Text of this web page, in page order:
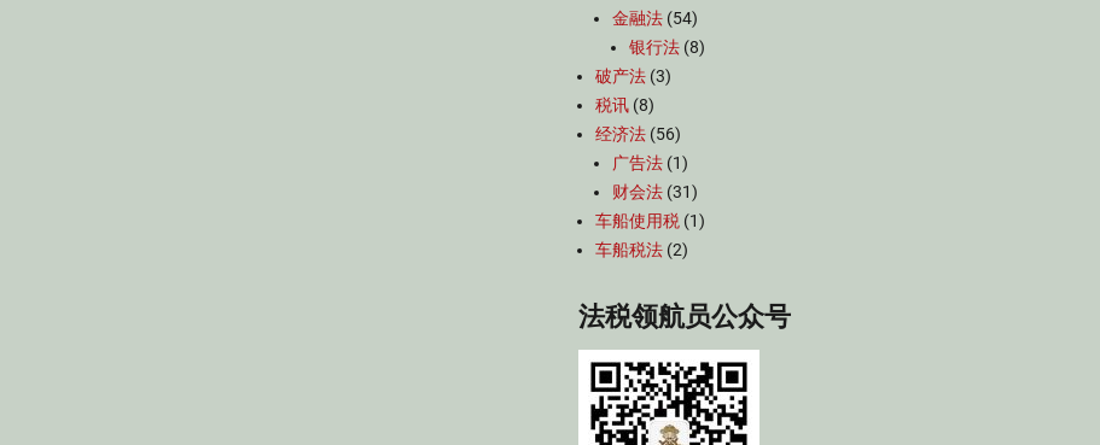
金融法 (54)
银行法 (8)
破产法 (3)
税讯 (8)
经济法 (56)
广告法 (1)
财会法 (31)
车船使用税 (1)
车船税法 (2)
法税领航员公众号